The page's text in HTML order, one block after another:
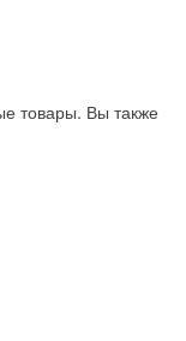
товары. Вы также